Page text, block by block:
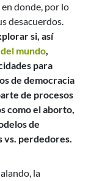
donde, por lo
desacuerdos.
si, así
mundo,
para
de democracia
de procesos
como el aborto,
de
vs. perdedores.
la